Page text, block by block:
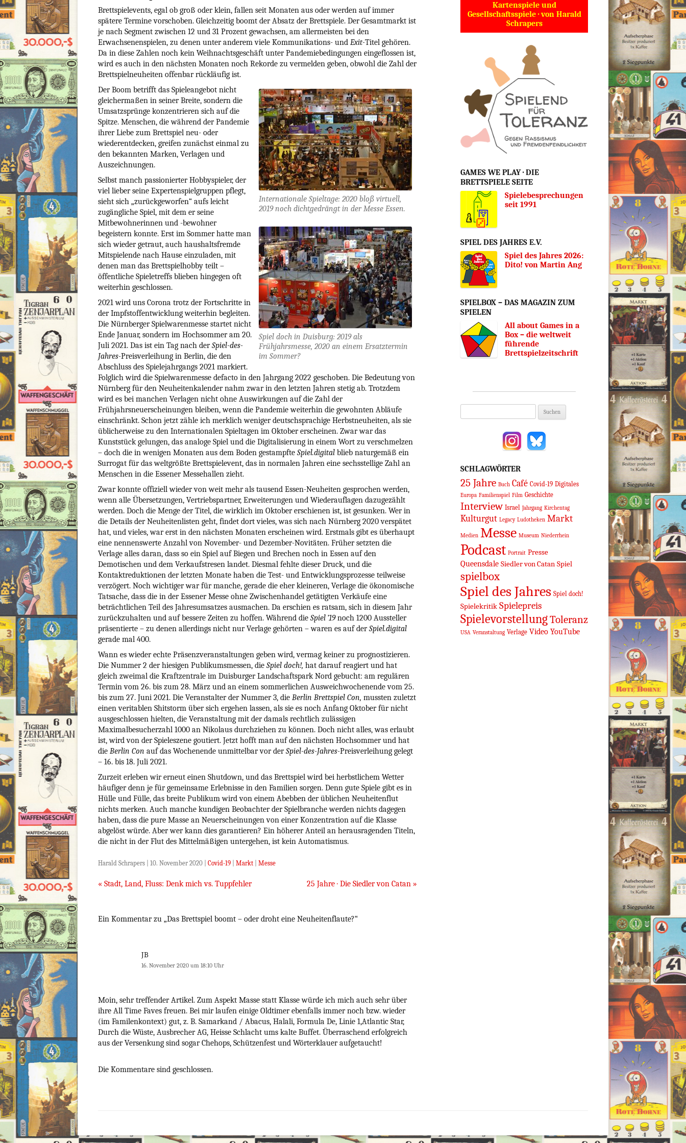
2024
2023
2022
2021
2020
2018
2017
2015
2012
2009
2008
2006
2004
2003
2002
2001
2000
1999
1998
1997
älter
Spiel des Jahres
Deutscher Spiele
Preis
Brettspielevents, egal ob groß oder klein, fallen seit Monaten aus oder werden auf immer
spätere Termine vorschoben. Gleichzeitig boomt der Absatz der Brettspiele. Der Gesamtmarkt ist
je nach Segment zwischen 12 und 31 Prozent gewachsen, am allermeisten bei den
Erwachsenenspielen, zu denen unter anderem viele Kommunikations- und Exit-Titel gehören.
Da in diese Zahlen noch kein Weihnachtsgeschäft unter Pandemiebedingungen eingeflossen ist,
wird es auch in den nächsten Monaten noch Rekorde zu vermelden geben, obwohl die Zahl der
Brettspielneuheiten offenbar rückläufig ist.
Internationale Spieltage: 2020 bloß virtuell,
2019 noch dichtgedrängt in der Messe Essen.
Spiel doch in Duisburg: 2019 als
Frühjahrsmesse, 2020 an einem Ersatztermin
im Sommer?
Der Boom betrifft das Spieleangebot nicht
gleichermaßen in seiner Breite, sondern die
Umsatzsprünge konzentrieren sich auf die
Spitze. Menschen, die während der Pandemie
ihrer Liebe zum Brettspiel neu- oder
wiederentdecken, greifen zunächst einmal zu
den bekannten Marken, Verlagen und
Auszeichnungen.
Selbst manch passionierter Hobbyspieler, der
viel lieber seine Expertenspielgruppen pflegt,
sieht sich „zurückgeworfen“ aufs leicht
zugängliche Spiel, mit dem er seine
Mitbewohnerinnen und -bewohner
begeistern konnte. Erst im Sommer hatte man
sich wieder getraut, auch haushaltsfremde
Mitspielende nach Hause einzuladen, mit
denen man das Brettspielhobby teilt –
öffentliche Spieletreffs blieben hingegen oft
weiterhin geschlossen.
2021 wird uns Corona trotz der Fortschritte in
der Impfstoffentwicklung weiterhin begleiten.
Die Nürnberger Spielwarenmesse startet nicht
Ende Januar, sondern im Hochsommer am 20.
Juli 2021. Das ist ein Tag nach derSpiel-des-
Jahres-Preisverleihung in Berlin, die den
Abschluss des Spielejahrgangs 2021 markiert.
Folglich wird die Spielwarenmesse defacto in den Jahrgang 2022 geschoben. Die Bedeutung von
Nürnberg für den Neuheitenkalender nahm zwar in den letzten Jahren stetig ab. Trotzdem
wird es bei manchen Verlagen nicht ohne Auswirkungen auf die Zahl der
Frühjahrsneuerscheinungen bleiben, wenn die Pandemie weiterhin die gewohnten Abläufe
einschränkt. Schon jetzt zähle ich merklich weniger deutschsprachige Herbstneuheiten, als sie
üblicherweise zu den Internationalen Spieltagen im Oktober erscheinen. Zwar war das
Kunststück gelungen, das analoge Spiel und die Digitalisierung in einem Wort zu verschmelzen
– doch die in wenigen Monaten aus dem Boden gestampfte Spiel.digital blieb naturgemäß ein
Surrogat für das weltgrößte Brettspielevent, das in normalen Jahren eine sechsstellige Zahl an
Menschen in die Essener Messehallen zieht.
Zwar konnte offiziell wieder von weit mehr als tausend Essen-Neuheiten gesprochen werden,
wenn alle Übersetzungen, Vertriebspartner, Erweiterungen und Wiederauflagen dazugezählt
werden. Doch die Menge der Titel, die wirklich im Oktober erschienen ist, ist gesunken. Wer in
die Details der Neuheitenlisten geht, findet dort vieles, was sich nach Nürnberg 2020 verspätet
hat, und vieles, war erst in den nächsten Monaten erscheinen wird. Erstmals gibt es überhaupt
eine nennenswerte Anzahl von November- und Dezember-Novitäten. Früher setzten die
Verlage alles daran, dass so ein Spiel auf Biegen und Brechen noch in Essen auf den
Demotischen und dem Verkaufstresen landet. Diesmal fehlte dieser Druck, und die
Kontaktreduktionen der letzten Monate haben die Test- und Entwicklungsprozesse teilweise
verzögert. Noch wichtiger war für manche, gerade die eher kleineren, Verlage die ökonomische
Tatsache, dass die in der Essener Messe ohne Zwischenhandel getätigten Verkäufe eine
beträchtlichen Teil des Jahresumsatzes ausmachen. Da erschien es ratsam, sich in diesem Jahr
zurückzuhalten und auf bessere Zeiten zu hoffen. Während die Spiel ’19noch 1200 Aussteller
präsentierte – zu denen allerdings nicht nur Verlage gehörten – waren es auf derSpiel.digital
gerade mal 400.
Wann es wieder echte Präsenzveranstaltungen geben wird, vermag keiner zu prognostizieren.
Die Nummer 2 der hiesigen Publikumsmessen, die Spiel doch!, hat darauf reagiert und hat
gleich zweimal die Kraftzentrale im Duisburger Landschaftspark Nord gebucht: am regulären
Termin vom 26. bis zum 28. März und an einem sommerlichen Ausweichwochenende vom 25.
bis zum 27. Juni 2021. Die Veranstalter der Nummer 3, die Berlin Brettspiel Con, mussten zuletzt
einen veritablen Shitstorm über sich ergehen lassen, als sie es noch Anfang Oktober für nicht
ausgeschlossen hielten, die Veranstaltung mit der damals rechtlich zulässigen
Maximalbesucherzahl 1000 an Nikolaus durchziehen zu können. Doch nicht alles, was erlaubt
ist, wird von der Spieleszene goutiert. Jetzt hofft man auf den nächsten Hochsommer und hat
die Berlin Con auf das Wochenende unmittelbar vor derSpiel-des-Jahres-Preisverleihung gelegt
– 16. bis 18. Juli 2021.
Zurzeit erleben wir erneut einen Shutdown, und das Brettspiel wird bei herbstlichem Wetter
häufiger denn je für gemeinsame Erlebnisse in den Familien sorgen. Denn gute Spiele gibt es in
Hülle und Fülle, das breite Publikum wird von einem Abebben der üblichen Neuheitenflut
nichts merken. Auch manche kundigen Beobachter der Spielbranche werden nichts dagegen
haben, dass die pure Masse an Neuerscheinungen von einer Konzentration auf die Klasse
abgelöst würde. Aber wer kann dies garantieren? Ein höherer Anteil an herausragenden Titeln,
die nicht in der Flut des Mittelmäßigen untergehen, ist kein Automatismus.
Harald Schrapers 10. November 2020 Covid-19 Markt Messe
Beitragsnavigation
« Stadt, Land, Fluss: Denk mich vs. Tuppfehler 25 Jahre · Die Siedler von Catan »
Ein Kommentar zu „Das Brettspiel boomt – oder droht eine Neuheitenflaute?“
JB
16. November 2020 um 18:10 Uhr
Moin, sehr treffender Artikel. Zum Aspekt Masse statt Klasse würde ich mich auch sehr über
ihre All Time Faves freuen. Bei mir laufen einige Oldtimer ebenfalls immer noch bzw. wieder
(im Familenkontext) gut, z. B. Samarkand / Abacus, Halali, Formula De, Linie 1,Atlantic Star,
Durch die Wüste, Ausbrecher AG, Heisse Schlacht ums kalte Buffet. Überraschend erfolgreich
aus der Versenkung sind sogar Chehops, Schützenfest und Wörterklauer aufgetaucht!
Die Kommentare sind geschlossen.
Kartenspiele und
Gesellschaftsspiele · von Harald
Schrapers
GAMES WE PLAY · DIE
BRETTSPIELE SEITE
Spielebesprechungen
seit 1991
SPIEL DES JAHRES E.V.
Spiel des Jahres 2026:
Dito! von Martin Ang
SPIELBOX – DAS MAGAZIN ZUM
SPIELEN
All about Games in a
Box – die weltweit
führende
Brettspielzeitschrift
nach:
SCHLAGWÖRTER
25 Jahre Buch Café Covid-19 Digitales
Europa Familienspiel Film Geschichte
Interview Israel Jahrgang Kirchentag
Kulturgut Legacy Ludotheken Markt
Medien Messe Museum Niederrhein
Podcast Portrait Presse
Queensdale Siedler von Catan Spiel
spielbox
Spiel des Jahres Spiel doch!
Spielekritik Spielepreis
SpielevorstellungToleranz
USA Veranstaltung Verlage Video YouTube